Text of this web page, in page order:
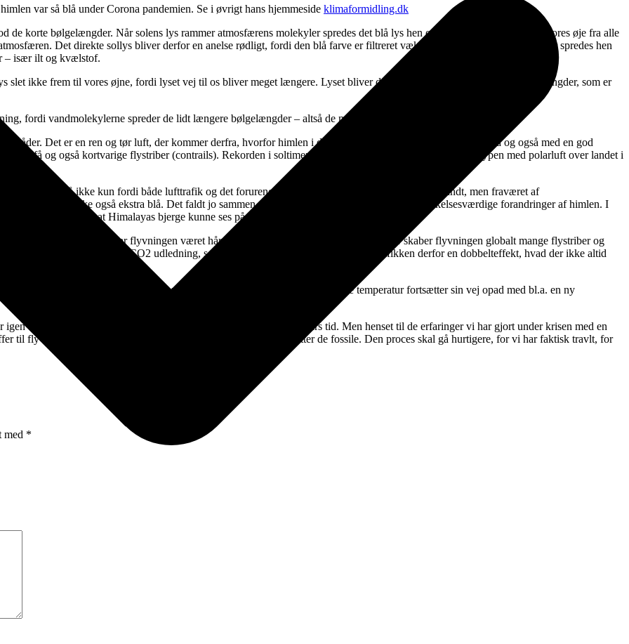
var så blå under Corona pandemien. Se i øvrigt hans hjemmeside klimaformidling.dk
de korte bølgelængder. Når solens lys rammer atmosfærens molekyler spredes det blå lys hen over himlen og når frem til vores øje fra alle
Det direkte sollys bliver derfor en anelse rødligt, fordi den blå farve er filtreret væk. At det netop er det blå lys, der spredes hen
– især ilt og kvælstof.
slet ikke frem til vores øjne, fordi lyset vej til os bliver meget længere. Lyset bliver derfor domineret af de længere bælgelængder, som er
fordi vandmolekylerne spreder de lidt længere bølgelængder – altså de mere røde farver.
Det er en ren og tør luft, der kommer derfra, hvorfor himlen i den slags vejrsituationer altid er meget blå og også med en god
få og også kortvarige flystriber (contrails). Rekorden i soltimer her i landet var derfor begrundet i vejrtypen med polarluft over landet i
blå, er det altså ikke kun fordi både lufttrafik og det forurenende produktionsapparat pludselig forsvandt, men fraværet af
syntes måske også ekstra blå. Det faldt jo sammen med beretninger fra udlandet om bemærkelsesværdige forandringer af himlen. I
beretninger om at Himalayas bjerge kunne ses på endog meget stor afstand.
nedsat, og ikke mindst har flyvningen været hårdt ramt. Under normale omstændigheder skaber flyvningen globalt mange flystriber og
og sammenholdt med den CO2 udledning, som flyene påfører atmosfæren, får lufttrafikken derfor en dobbelteffekt, hvad der ikke altid
effekt, hvorfor det jo er endnu mere bemærkelsesværdigt, at den globale temperatur fortsætter sin vej opad med bl.a. en ny
og måske når det gamle niveau fra før coronakrisen i løbet af et års tid. Men henset til de erfaringer vi har gjort under krisen med en
til fly og skibe, samtidig med at de vedvarende energikilder erstatter de fossile. Den proces skal gå hurtigere, for vi har faktisk travlt, for
med *